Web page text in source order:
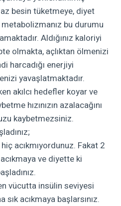
az besin tüketmeye, diyet
metabolizmanız bu durumu
Aldığınız kaloriyi
olmakta, açlıktan ölmenizi
harcadığı enerjiyi
yavaşlatmaktadır.
akılcı hedefler koyar ve
hızınızın azalacağını
kaybetmezsiniz.
acıkmıyordunuz. Fakat 2
ve diyette ki
vücutta insülin seviyesi
acıkmaya başlarsınız.